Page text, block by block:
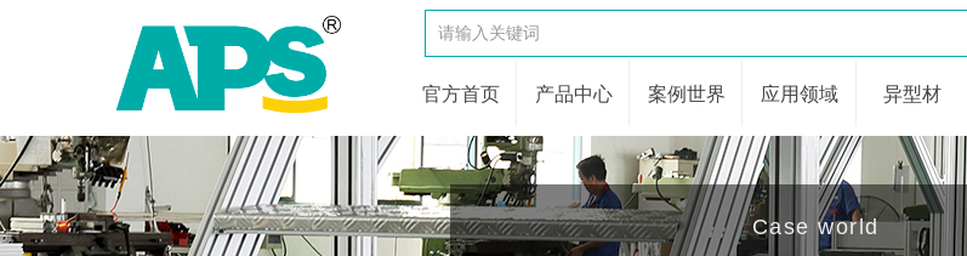
官方首页 产品中心 案例世界 应用领域 异型材
Case world